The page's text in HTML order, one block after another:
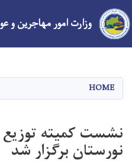
وزارت امور مهاجرین و
HOME
نشست کمیته توزیع
نورستان برگزار شد